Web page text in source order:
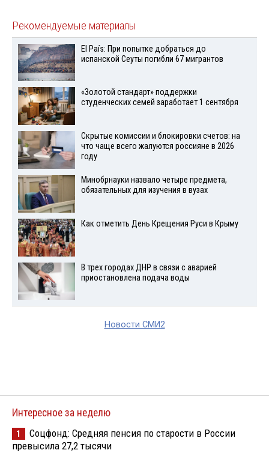
Рекомендуемые материалы
El País: При попытке добраться до
испанской Сеуты погибли 67 мигрантов
«Золотой стандарт» поддержки
студенческих семей заработает 1 сентября
Скрытые комиссии и блокировки счетов: на
что чаще всего жалуются россияне в 2026
году
Минобрнауки назвало четыре предмета,
обязательных для изучения в вузах
Как отметить День Крещения Руси в Крыму
В трех городах ДНР в связи с аварией
приостановлена подача воды
Новости СМИ2
Интересное за неделю
1
Соцфонд: Средняя пенсия по старости в России
превысила 27,2 тысячи